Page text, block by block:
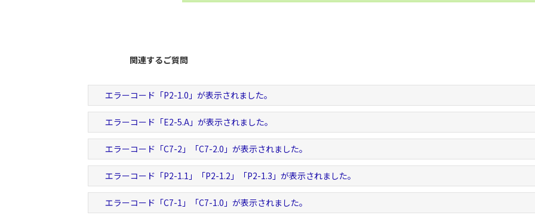
関連するご質問
エラーコード「P2-1.0」が表示されました。
エラーコード「E2-5.A」が表示されました。
エラーコード「C7-2」「C7-2.0」が表示されました。
エラーコード「P2-1.1」「P2-1.2」「P2-1.3」が表示されました。
エラーコード「C7-1」「C7-1.0」が表示されました。